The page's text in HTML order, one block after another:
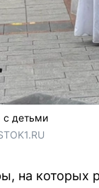
с детьми
на